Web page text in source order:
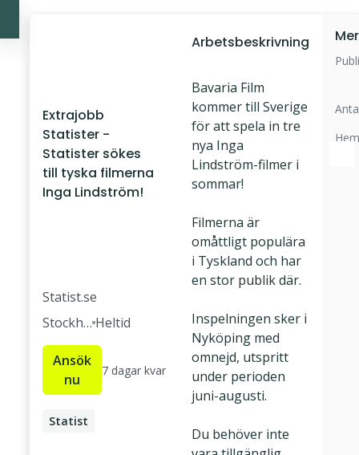
Extrajobb
Statister -
Statister sökes
till tyska filmerna
Inga Lindström!
Statist.se
Stockho
lm
Heltid
Ansök
nu
7 dagar kvar
Statist
Arbetsbeskrivning
Bavaria Film
kommer till Sverige
för att spela in tre
nya Inga
Lindström-filmer i
sommar!
Filmerna är
omåttligt populära
i Tyskland och har
en stor publik där.
Inspelningen sker i
Nyköping med
omnejd, utspritt
under perioden
juni-augusti.
Du behöver inte